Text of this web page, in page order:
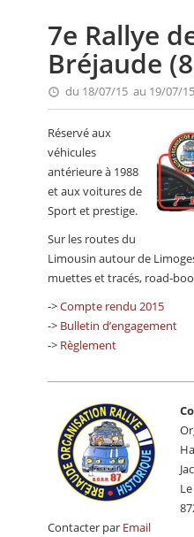
RALLYE
MONTAGNE
EVÈNEMENTS
CALENDRIER
FOCUS
VIDEO
ANNUAIRES
PETITES ANNONCES
7e Rallye
Bréjaude
du 18/07/15 au 19/07/15
Réservé aux
véhicules
antérieure à 1988
et aux voitures de
Sport et prestige.
Sur les routes du
Limousin autour de
muettes et tracés, road-
->Compte rendu 2015
-> Bulletin d’engagement
-> Règlement
Contacter par Email